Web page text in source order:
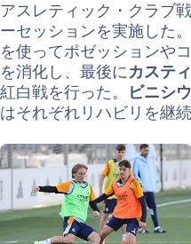
アスレティック・クラブ
ーセッションを実施した
を使ってポゼッションや
を消化し、最後にカステ
紅白戦を行った。
ビニシ
はそれぞれリハビリを継続